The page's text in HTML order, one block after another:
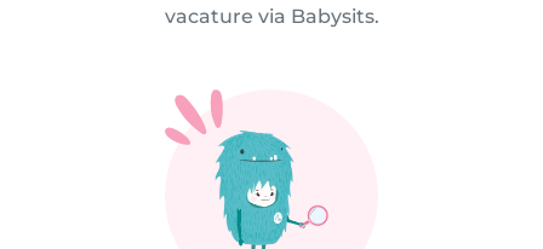
vacature via Babysits.